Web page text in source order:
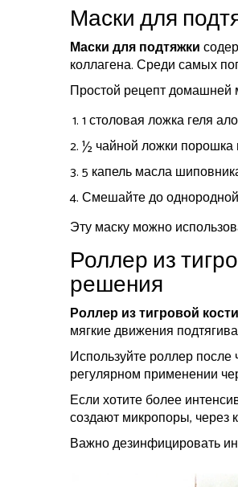
Маски для
Маски для подтяжки
коллагена. Среди самых
Простой рецепт домашней
1 столовая ложка геля
½ чайной ложки порошка
5 капель масла
Смешайте до однородной
Эту маску можно
Роллер из
решения
Роллер из тигровой кости
мягкие движения
Используйте роллер после
регулярном применении
Если хотите более
создают микропоры, через
Важно дезинфицировать